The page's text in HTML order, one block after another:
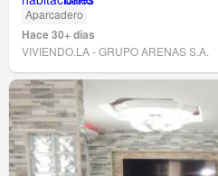
Aparcadero
Hace 30+ días
VIVIENDO.LA - GRUPO ARENAS S.A.